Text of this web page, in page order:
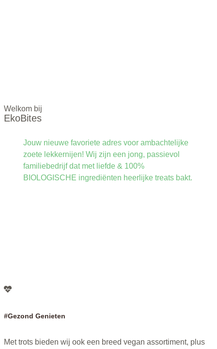
Welkom bij
EkoBites
Jouw nieuwe favoriete adres voor ambachtelijke
zoete lekkernijen! Wij zijn een jong, passievol
familiebedrijf dat met liefde & 100%
BIOLOGISCHE ingrediënten heerlijke treats bakt.
#Gezond Genieten
Met trots bieden wij ook een breed vegan assortiment, plus